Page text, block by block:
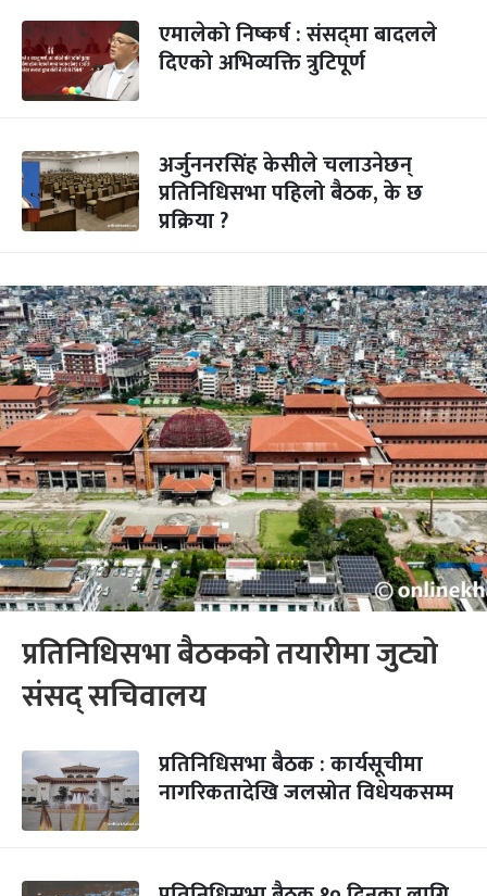
एमालेको निष्कर्ष : संसद्‌‌मा बादलले
दिएको अभिव्यक्ति त्रुटिपूर्ण
अर्जुननरसिंह केसीले चलाउनेछन्
प्रतिनिधिसभा पहिलो बैठक, के छ
प्रक्रिया ?
प्रतिनिधिसभा बैठकको तयारीमा जुट्यो
संसद् सचिवालय
प्रतिनिधिसभा बैठक : कार्यसूचीमा
नागरिकतादेखि जलस्रोत विधेयकसम्म